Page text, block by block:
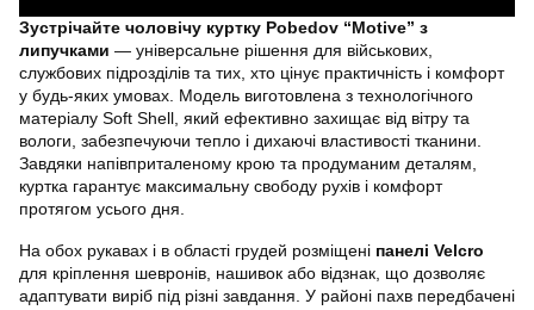
Зустрічайте чоловічу куртку Pobedov “Motive” з
липучками — універсальне рішення для військових,
службових підрозділів та тих, хто цінує практичність і комфорт
у будь-яких умовах. Модель виготовлена з технологічного
матеріалу Soft Shell, який ефективно захищає від вітру та
вологи, забезпечуючи тепло і дихаючі властивості тканини.
Завдяки напівприталеному крою та продуманим деталям,
куртка гарантує максимальну свободу рухів і комфорт
протягом усього дня.
На обох рукавах і в області грудей розміщені панелі Velcro
для кріплення шевронів, нашивок або відзнак, що дозволяє
адаптувати виріб під різні завдання. У районі пахв передбачені